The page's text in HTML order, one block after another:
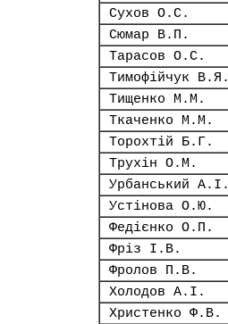
Сухов О.С.
Сюмар В.П.
Тарасов О.С.
Тимофійчук В.Я.
Тищенко М.М.
Ткаченко М.М.
Торохтій Б.Г.
Трухін О.М.
Урбанський А.І.
Устінова О.Ю.
Федієнко О.П.
Фріз І.В.
Фролов П.В.
Холодов А.І.
Христенко Ф.В.